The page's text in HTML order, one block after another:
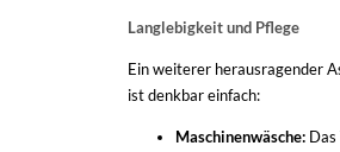
Langlebigkeit und Pflege
Ein weiterer herausragender
ist denkbar einfach:
Maschinenwäsche: